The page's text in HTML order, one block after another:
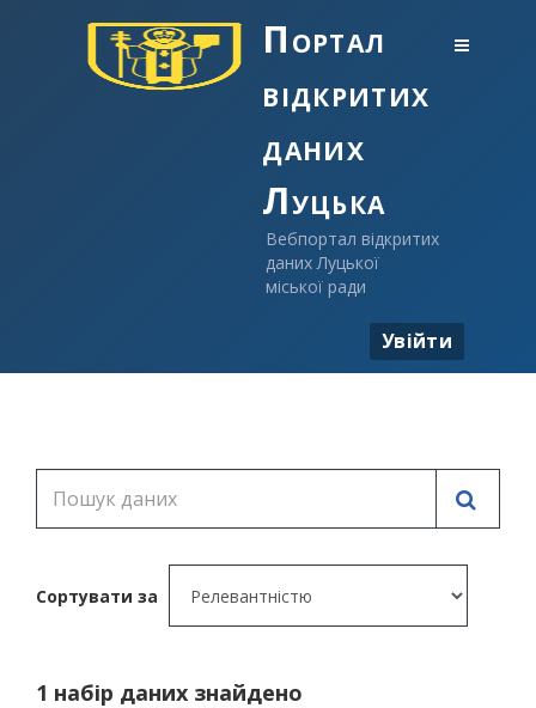
Портал
відкритих
даних
Луцька
Вебпортал відкритих
даних Луцької
міської ради
Увійти
Сортувати за
1 набір даних знайдено